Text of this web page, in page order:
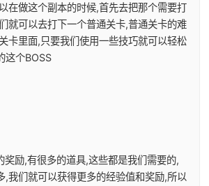
在做这个副本的时候,首先去把那个需要打
就可以去打下一个普通关卡,普通关卡的难
卡里面,只要我们使用一些技巧就可以轻松
这个BOSS
奖励,有很多的道具,这些都是我们需要的,
,我们就可以获得更多的经验值和奖励,所以